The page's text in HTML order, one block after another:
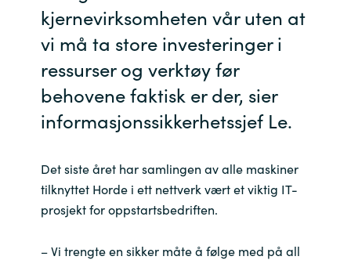
kjernevirksomheten vår uten at
vi må ta store investeringer i
ressurser og verktøy før
behovene faktisk er der, sier
informasjonssikkerhetssjef Le.
Det siste året har samlingen av alle maskiner
tilknyttet Horde i ett nettverk vært et viktig IT-
prosjekt for oppstartsbedriften.
– Vi trengte en sikker måte å følge med på all